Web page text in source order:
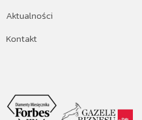
Aktualności
Kontakt